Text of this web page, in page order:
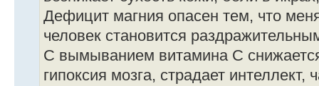
Дефицит магния опасен тем, что
человек становится
С вымыванием витамина С
гипоксия мозга, страдает интеллект,